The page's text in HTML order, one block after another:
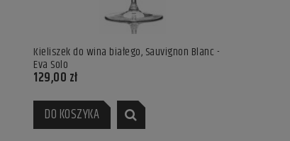
Wazon Hammershoi, 25 cm, antracyt -
Kahler Design
DO KOSZYKA
Kieliszek do wina białego, Sauvignon Blanc -
Eva Solo
129,00 zł
DO KOSZYKA